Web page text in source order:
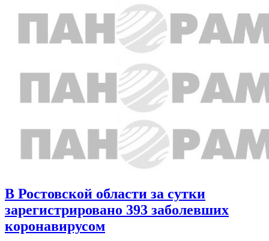
В Ростовской области за сутки
зарегистрировано 393 заболевших
коронавирусом